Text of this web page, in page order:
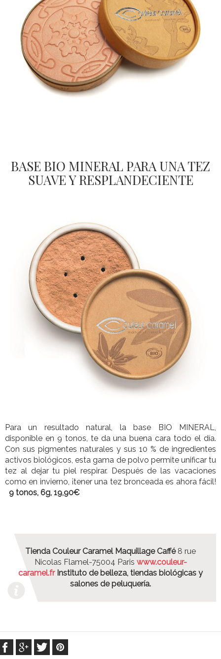
BASE BIO MINERAL PARA UNA TEZ
SUAVE Y RESPLANDECIENTE
Para un resultado natural, la base BIO MINERAL,
disponible en 9 tonos, te da una buena cara todo el día.
Con sus pigmentes naturales y sus 10 % de ingredientes
activos biológicos, esta gama de polvo permite unificar tu
tez al dejar tu piel respirar. Después de las vacaciones
como en invierno, ¡tener una tez bronceada es ahora fácil!
9 tonos, 6g, 19,90€
Tienda Couleur Caramel Maquillage Caffé 8 rue
Nicolas Flamel-75004 Paris www.couleur-
caramel.fr Instituto de belleza, tiendas biológicas y
salones de peluquería.